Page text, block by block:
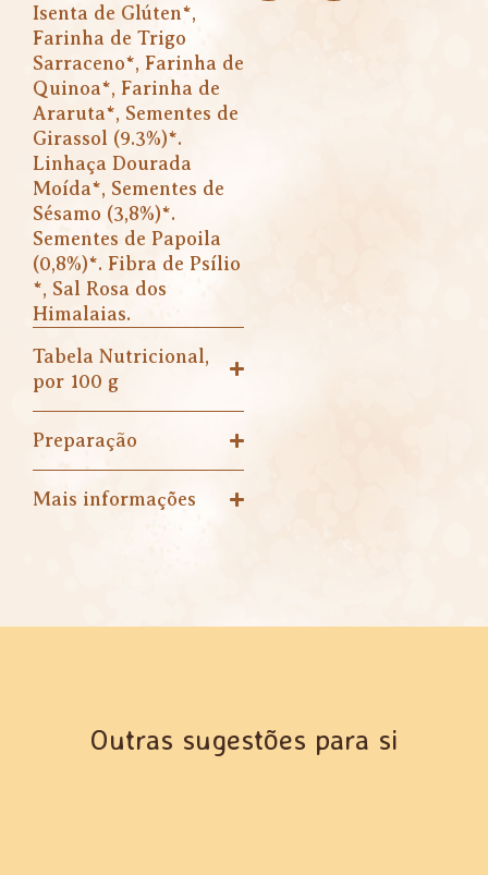
Isenta de Glúten*,
Farinha de Trigo
Sarraceno*, Farinha de
Quinoa*, Farinha de
Araruta*, Sementes de
Girassol (9.3%)*.
Linhaça Dourada
Moída*, Sementes de
Sésamo (3,8%)*.
Sementes de Papoila
(0,8%)*. Fibra de Psílio
*, Sal Rosa dos
Himalaias.
Tabela Nutricional,
por 100 g
Preparação
Mais informações
Outras sugestões para si